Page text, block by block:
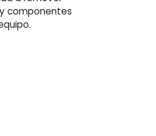
componentes